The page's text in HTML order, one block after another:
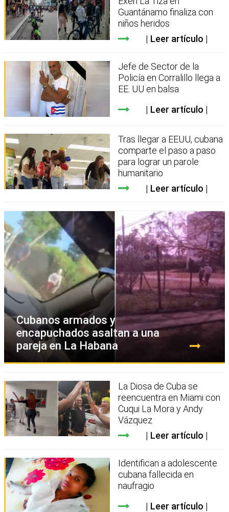
Guantánamo finaliza con
niños heridos
Leer artículo
Jefe de Sector de la
Policía en Corralillo llega a
EE. UU en balsa
Leer artículo
Tras llegar a EEUU, cubana
comparte el paso a paso
para lograr un parole
humanitario
Leer artículo
Cubanos armados y
encapuchados asaltan a una
pareja en La Habana
La Diosa de Cuba se
reencuentra en Miami con
Cuqui La Mora y Andy
Vázquez
Leer artículo
Identifican a adolescente
cubana fallecida en
naufragio
Leer artículo